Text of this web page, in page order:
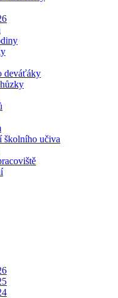
deváťáky
školního učiva